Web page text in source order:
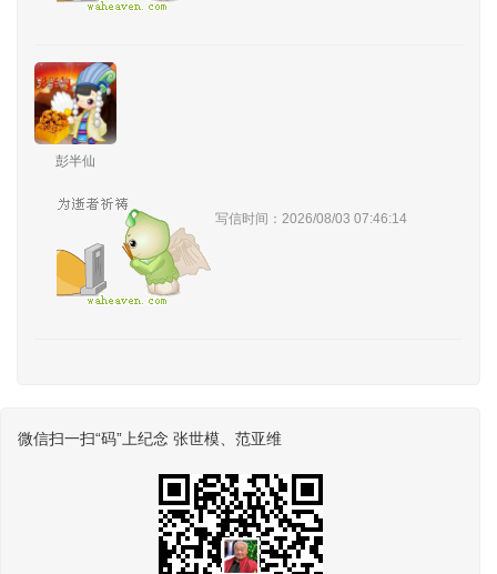
彭半仙
写信时间：2026/08/03 07:46:14
微信扫一扫“码”上纪念 张世模、范亚维